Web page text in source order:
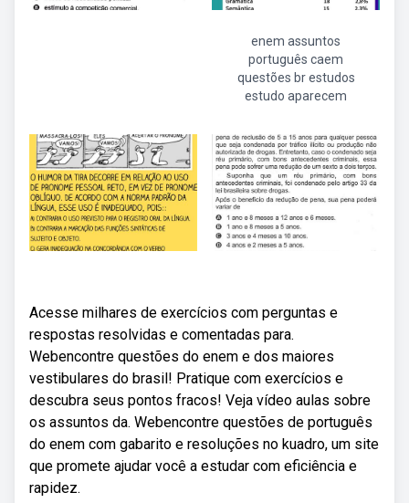
enem assuntos
português caem
questões br estudos
estudo aparecem
Acesse milhares de exercícios com perguntas e
respostas resolvidas e comentadas para.
Webencontre questões do enem e dos maiores
vestibulares do brasil! Pratique com exercícios e
descubra seus pontos fracos! Veja vídeo aulas sobre
os assuntos da. Webencontre questões de português
do enem com gabarito e resoluções no kuadro, um site
que promete ajudar você a estudar com eficiência e
rapidez.